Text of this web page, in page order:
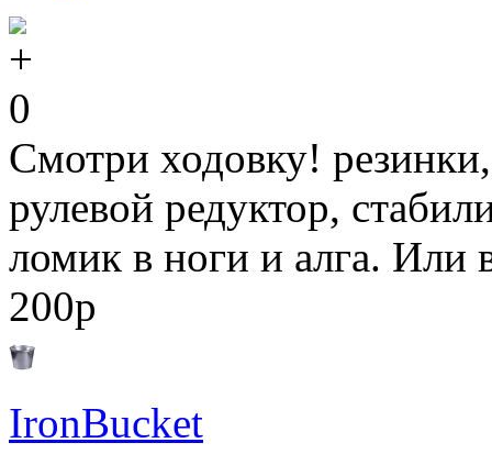
0
Смотри ходовку!
рулевой редуктор,
ломик в ноги и алга. Или
200р
IronBucket